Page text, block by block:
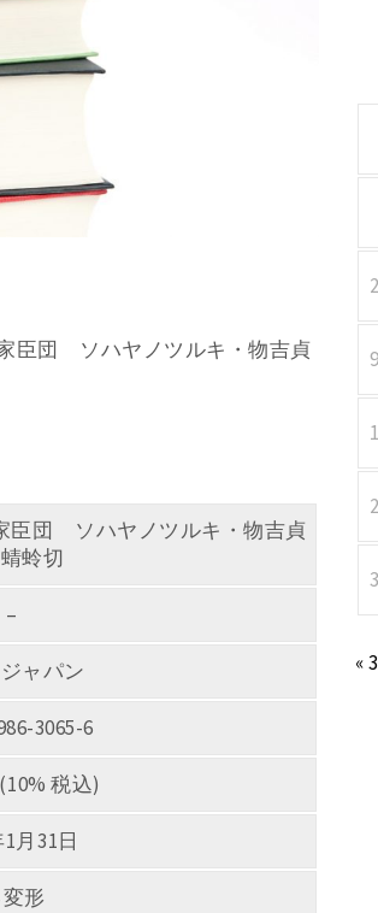
臣団 ソハヤノツルキ・物吉貞
臣団 ソハヤノツルキ・物吉貞
蛉切
–
ャパン
3065-6
税込)
月31日
変形
«